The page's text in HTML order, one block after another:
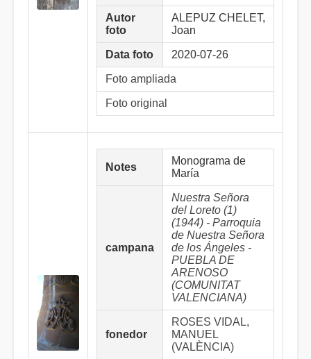
Autor
foto
ALEPUZ CHELET,
Joan
Data foto 2020-07-26
Foto ampliada
Foto original
Notes
Monograma de
María
campana
Nuestra Señora
del Loreto (1)
(1944) - Parroquia
de Nuestra Señora
de los Ángeles -
PUEBLA DE
ARENOSO
(COMUNITAT
VALENCIANA)
fonedor
ROSES VIDAL,
MANUEL
(VALÈNCIA)